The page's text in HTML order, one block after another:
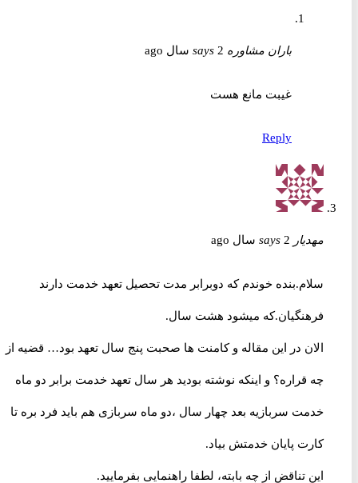
باران مشاوره says 2 سال ago
غیبت مانع هست
Reply
مهدیار says 2 سال ago
سلام.بنده خوندم که دوبرابر مدت تحصیل تعهد خدمت دارند
فرهنگیان.که میشود هشت سال.
الان در این مقاله و کامنت ها صحبت پنج سال تعهد بود… قضیه از
چه قراره؟ و اینکه نوشته بودید هر سال تعهد خدمت برابر دو ماه
خدمت سربازیه بعد چهار سال ،دو ماه سربازی هم باید فرد بره تا
کارت پایان خدمتش بیاد.
این تناقض از چه بابته، لطفا راهنمایی بفرمایید.